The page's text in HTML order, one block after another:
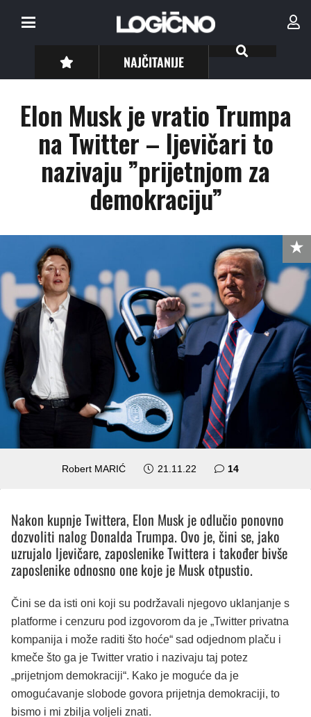
NAJČITANIJE
Elon Musk je vratio Trumpa
na Twitter – ljevičari to
nazivaju ”prijetnjom za
demokraciju”
Robert MARIĆ 21.11.22 14komentara
Nakon kupnje Twittera, Elon Musk je odlučio ponovno
dozvoliti nalog Donalda Trumpa. Ovo je, čini se, jako
uzrujalo ljevičare, zaposlenike Twittera i također bivše
zaposlenike odnosno one koje je Musk otpustio.
Čini se da isti oni koji su podržavali njegovo uklanjanje s
platforme i cenzuru pod izgovorom da je „Twitter privatna
kompanija i može raditi što hoće“ sad odjednom plaču i
kmeče što ga je Twitter vratio i nazivaju taj potez
„prijetnjom demokraciji“. Kako je moguće da je
omogućavanje slobode govora prijetnja demokraciji, to
bismo i mi zbilja voljeli znati.